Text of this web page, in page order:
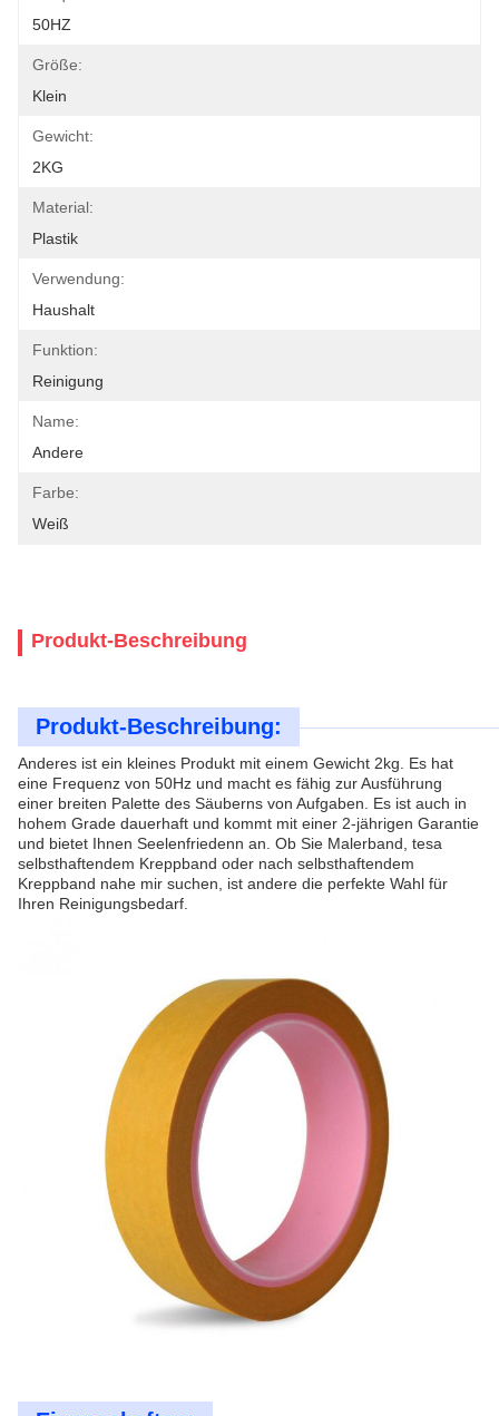
50HZ
Größe:
Klein
Gewicht:
2KG
Material:
Plastik
Verwendung:
Haushalt
Funktion:
Reinigung
Name:
Andere
Farbe:
Weiß
Produkt-Beschreibung
Produkt-Beschreibung:
Anderes ist ein kleines Produkt mit einem Gewicht 2kg. Es hat
eine Frequenz von 50Hz und macht es fähig zur Ausführung
einer breiten Palette des Säuberns von Aufgaben. Es ist auch in
hohem Grade dauerhaft und kommt mit einer 2-jährigen Garantie
und bietet Ihnen Seelenfriedenn an. Ob Sie Malerband, tesa
selbsthaftendem Kreppband oder nach selbsthaftendem
Kreppband nahe mir suchen, ist andere die perfekte Wahl für
Ihren Reinigungsbedarf.